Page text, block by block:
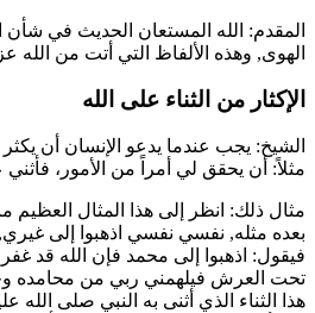
المقدم: الله المستعان الحديث في شأن
الهوى, وهذه الألفاظ التي أتت من
الإكثار من الثناء على الله
الشيخ: يجب عندما يدعو الإنسان أن
مثلاً: أن يحقق لي أمراً من الأمور،
مثال ذلك: انظر إلى هذا المثال
بعده مثله, نفسي نفسي اذهبوا إلى
فيقول: اذهبوا إلى محمد فإن الله قد غفر
تحت العرش فيلهمني ربي من محامده
هذا الثناء الذي أثنى به النبي صلى